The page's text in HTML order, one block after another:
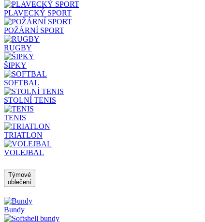
PLAVECKÝ SPORT
POŽÁRNÍ SPORT
RUGBY
ŠIPKY
SOFTBAL
STOLNÍ TENIS
TENIS
TRIATLON
VOLEJBAL
Týmové
oblečení
Bundy